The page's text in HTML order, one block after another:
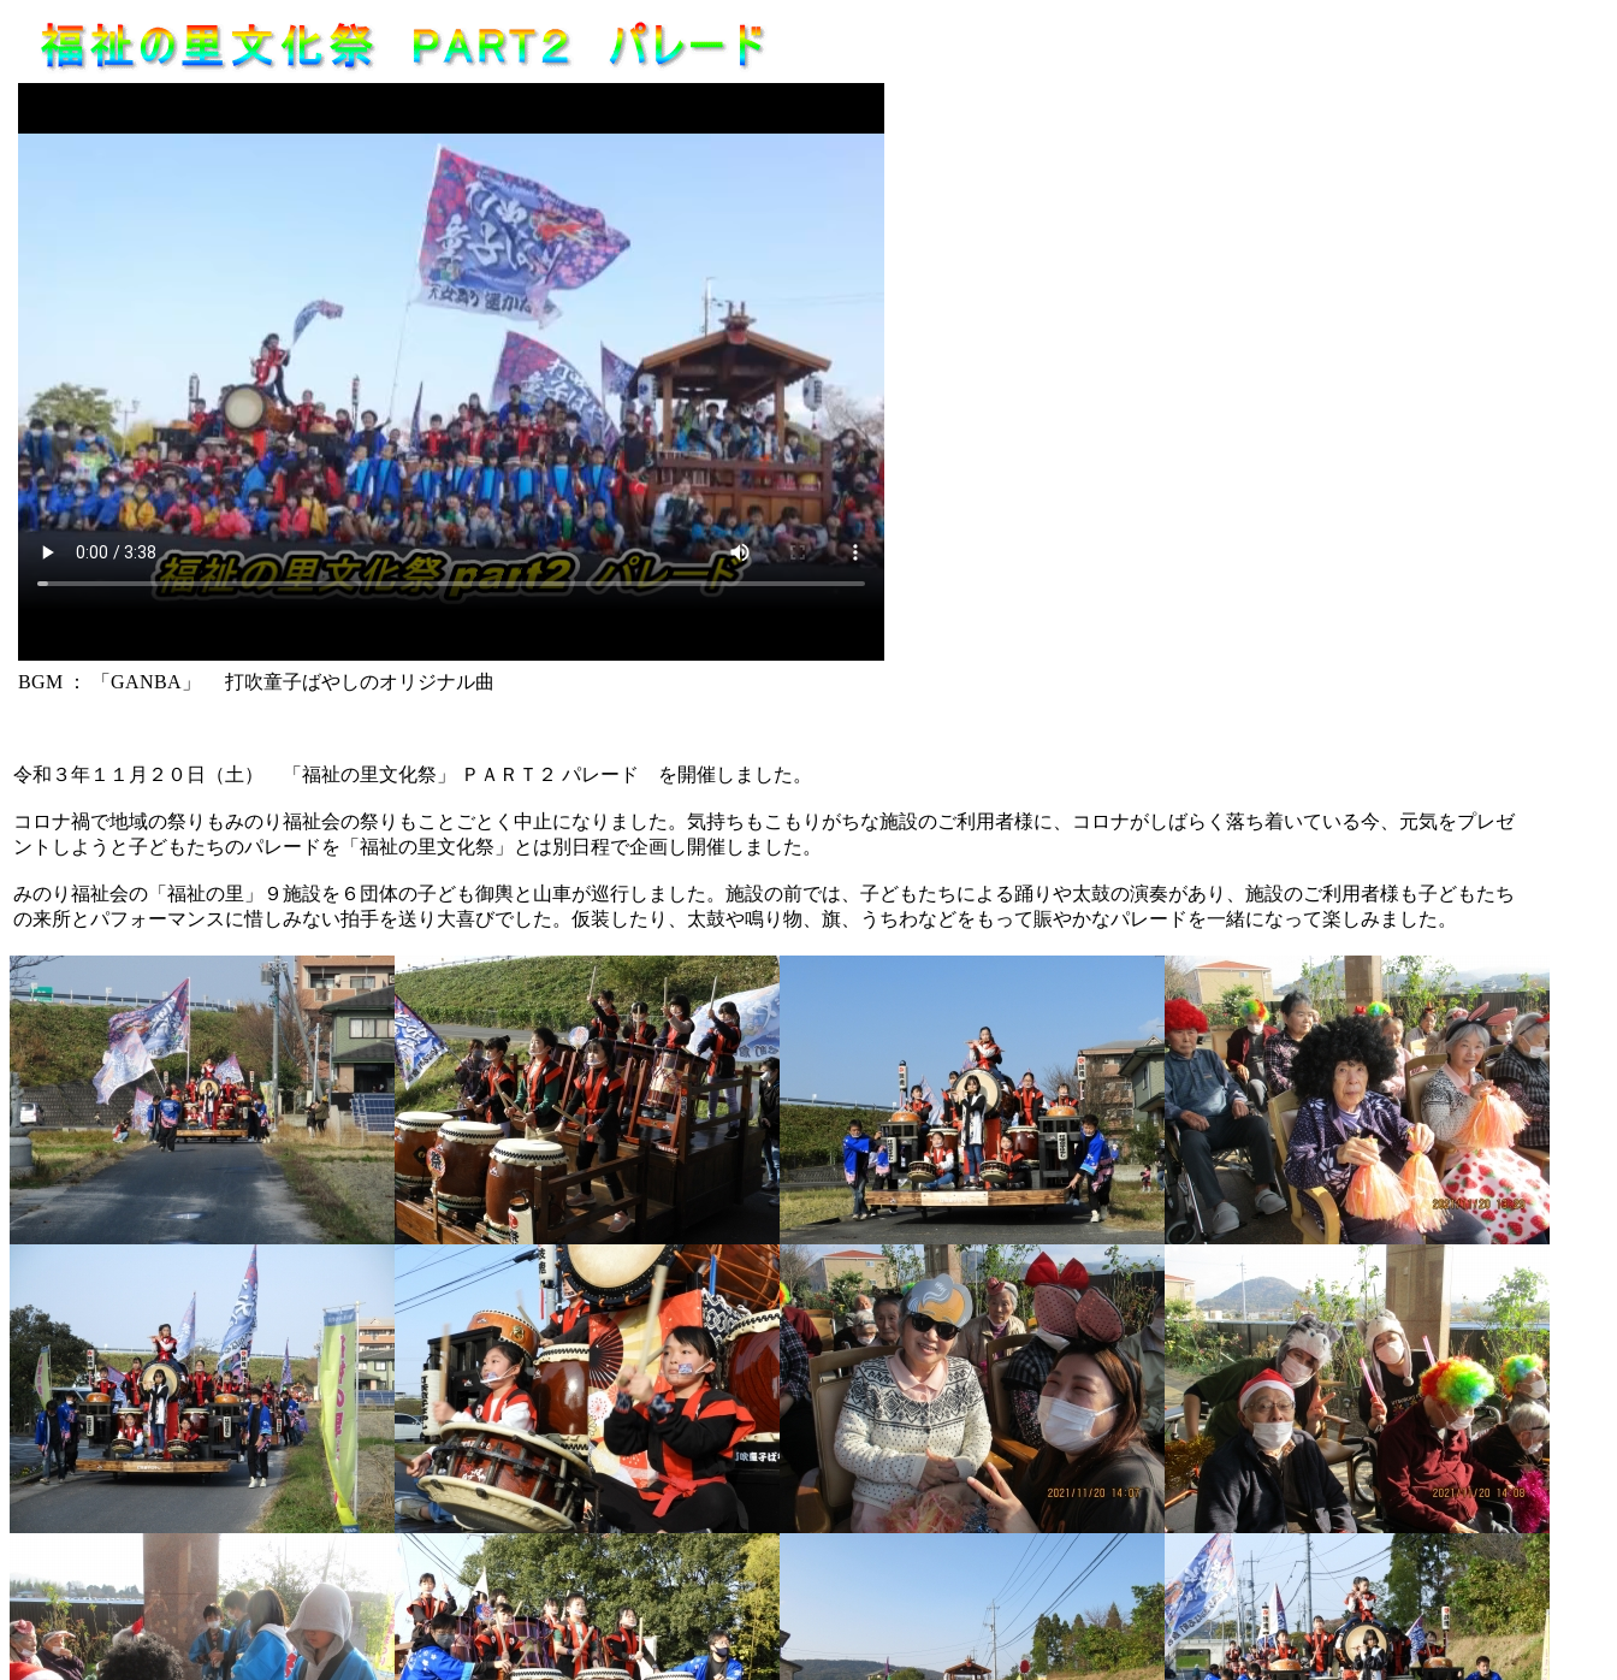
BGM ： 「GANBA」 打吹童子ばやしのオリジナル曲
令和３年１１月２０日（土） 「福祉の里文化祭」 ＰＡＲＴ２ パレード を開催しました。
コロナ禍で地域の祭りもみのり福祉会の祭りもことごとく中止になりました。気持ちもこもりがちな施設のご利用者様に、コロナがしばらく落ち着いている今、元気をプレゼ
ントしようと子どもたちのパレードを「福祉の里文化祭」とは別日程で企画し開催しました。
みのり福祉会の「福祉の里」９施設を６団体の子ども御輿と山車が巡行しました。施設の前では、子どもたちによる踊りや太鼓の演奏があり、施設のご利用者様も子どもたち
の来所とパフォーマンスに惜しみない拍手を送り大喜びでした。仮装したり、太鼓や鳴り物、旗、うちわなどをもって賑やかなパレードを一緒になって楽しみました。